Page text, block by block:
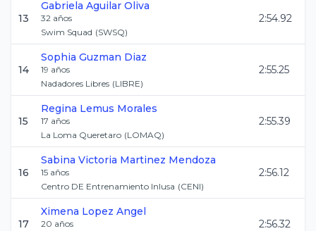
13
Gabriela Aguilar Oliva
32 años
Swim Squad (SWSQ)
2:54.92
14
Sophia Guzman Diaz
19 años
Nadadores Libres (LIBRE)
2:55.25
15
Regina Lemus Morales
17 años
La Loma Queretaro (LOMAQ)
2:55.39
16
Sabina Victoria Martinez Mendoza
15 años
Centro DE Entrenamiento Inlusa (CENI)
2:56.12
17
Ximena Lopez Angel
20 años
2:56.32